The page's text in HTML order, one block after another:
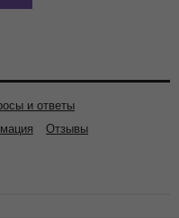
и ответы
Отзывы